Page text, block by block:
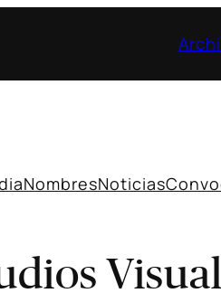
NombresNoticias